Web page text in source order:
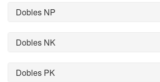
Dobles NP
Dobles NK
Dobles PK